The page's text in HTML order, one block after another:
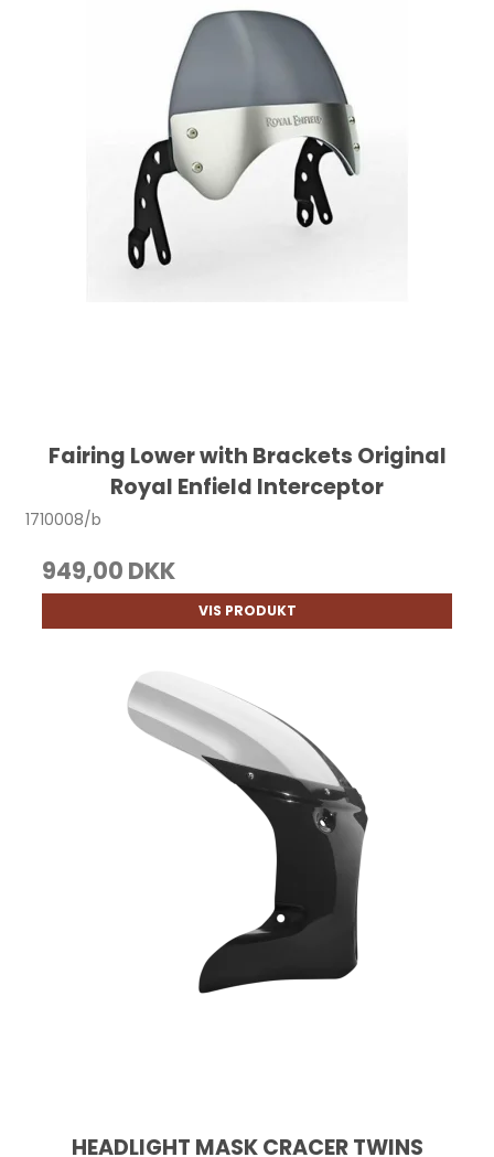
Fairing Lower with Brackets Original
Royal Enfield Interceptor
1710008/b
949,00 DKK
VIS PRODUKT
HEADLIGHT MASK CRACER TWINS